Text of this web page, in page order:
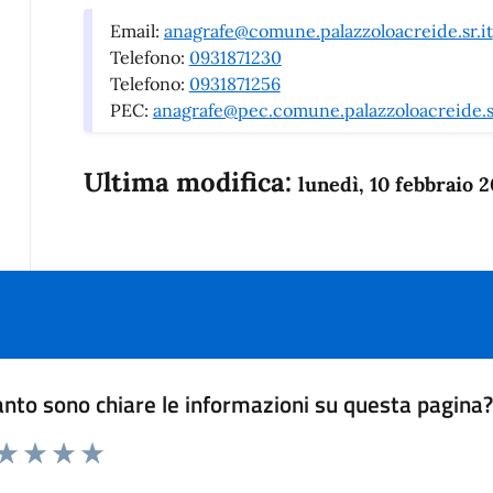
Email: anagrafe@comune.palazzoloacreide.sr.it
Telefono: 0931871230
Telefono: 0931871256
PEC:
Ultima modifica: lunedì, 10 febbraio
sono chiare le informazioni su questa pagina?
da 1 a 5 stelle la pagina